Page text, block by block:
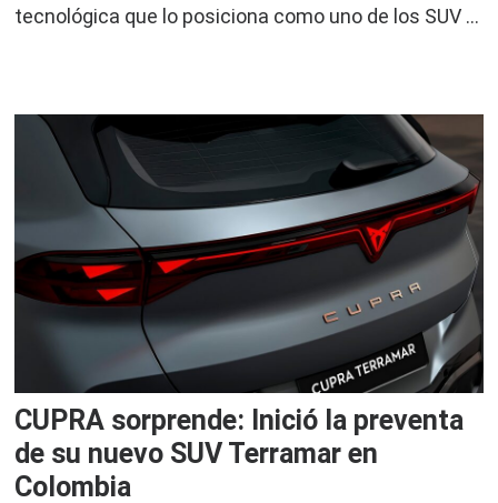
tecnológica que lo posiciona como uno de los SUV …
CUPRA sorprende: Inició la preventa
de su nuevo SUV Terramar en
Colombia